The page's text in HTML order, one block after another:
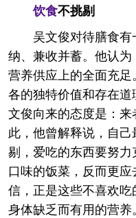
饮食不挑剔
吴文俊对待膳食
纳、兼收并蓄。他认
营养供应上的全面充
各的独特价值和存在
文俊向来的态度是：
此，他曾解释说，自
剔，爱吃的东西要努
口味的饭菜，反而更
信，正是这些不喜欢
身体缺乏而有用的营养。